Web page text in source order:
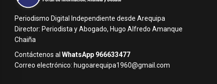
Periodismo Digital Independiente desde Arequipa
Director: Periodista y Abogado, Hugo Alfredo Amanque
Chaiña
Contáctenos al WhatsApp 966633477
Correo electrónico: hugoarequipa1960@gmail.com